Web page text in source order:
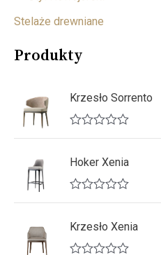
Stelaże drewniane
Produkty
Krzesło Sorrento
O
e
n
i
o
n
0
a
Hoker Xenia
O
e
n
i
Krzesło Xenia